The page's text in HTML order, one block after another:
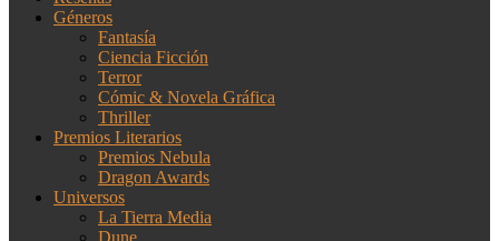
Géneros
Fantasía
Ciencia Ficción
Terror
Cómic & Novela Gráfica
Thriller
Premios Literarios
Premios Nebula
Dragon Awards
Universos
La Tierra Media
Dune